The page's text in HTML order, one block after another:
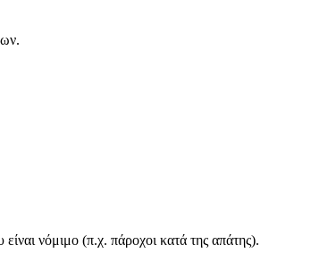
νόμιμο (π.χ. πάροχοι κατά της απάτης).